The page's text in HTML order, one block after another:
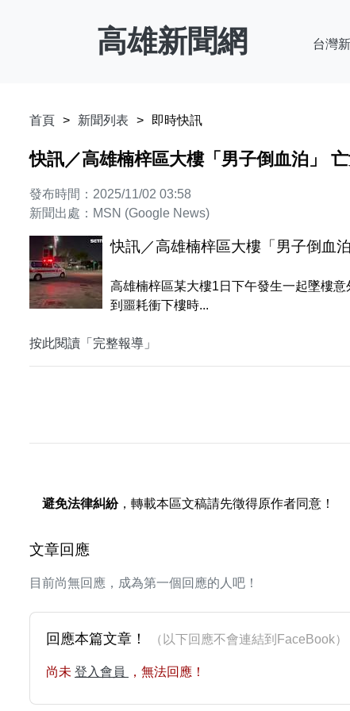
高雄新聞網 台灣
首頁 新聞列表 即時快訊
快訊／高雄楠梓區大樓「男子倒血泊」
發布時間：2025/11/02 03:58
新聞出處：MSN (Google News)
快訊／高雄楠梓區大樓「男子倒血
高雄楠梓區某大樓1日下午發生一起墜樓
到噩耗衝下樓時...
按此閱讀「完整報導」
避免法律糾紛，轉載本區文稿請先徵得原作者同意！
文章回應
目前尚無回應，成為第一個回應的人吧！
回應本篇文章！ （以下回應不會連結到FaceBook
尚未 登入會員 ，無法回應！